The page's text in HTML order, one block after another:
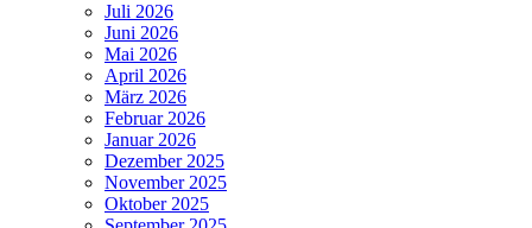
Juli 2026
Juni 2026
Mai 2026
April 2026
März 2026
Februar 2026
Januar 2026
Dezember 2025
November 2025
Oktober 2025